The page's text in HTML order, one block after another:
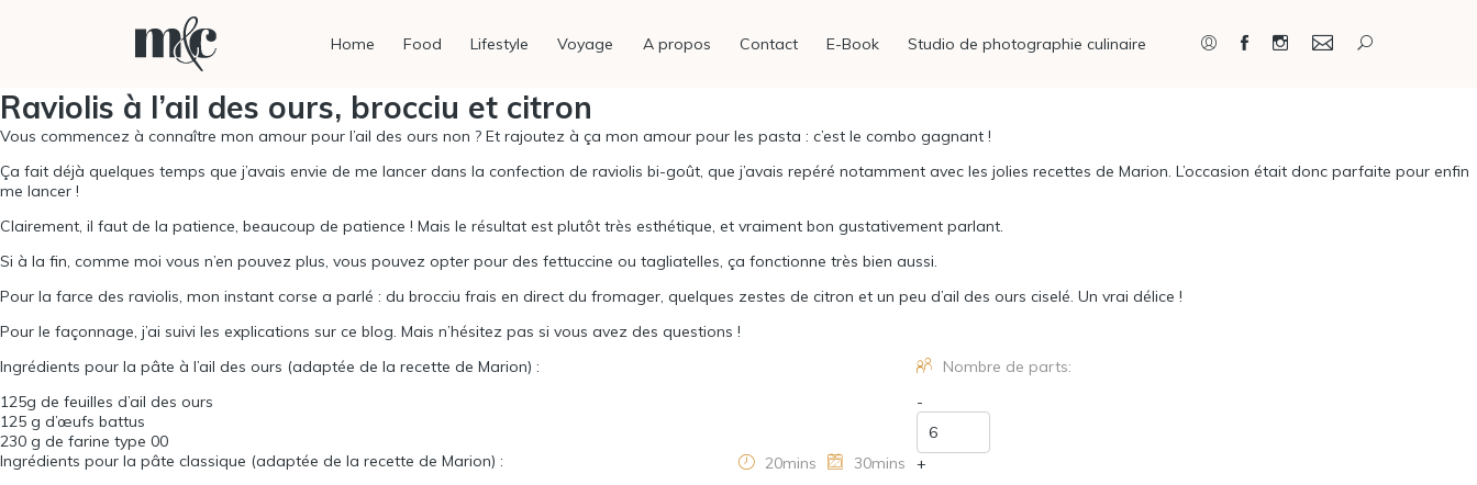
Home Food Lifestyle Voyage A propos Contact E-Book Studio de photographie culinaire
Raviolis à l’ail des ours, brocciu et citron
Vous commencez à connaître mon amour pour l’ail des ours non ? Et rajoutez à ça mon amour pour les pasta : c’est le combo gagnant !
Ça fait déjà quelques temps que j’avais envie de me lancer dans la confection de raviolis bi-goût, que j’avais repéré notamment avec les jolies recettes de Marion. L’occasion était donc parfaite pour enfin
me lancer !
Clairement, il faut de la patience, beaucoup de patience ! Mais le résultat est plutôt très esthétique, et vraiment bon gustativement parlant.
Si à la fin, comme moi vous n’en pouvez plus, vous pouvez opter pour des fettuccine ou tagliatelles, ça fonctionne très bien aussi.
Pour la farce des raviolis, mon instant corse a parlé : du brocciu frais en direct du fromager, quelques zestes de citron et un peu d’ail des ours ciselé. Un vrai délice !
Pour le façonnage, j’ai suivi les explications sur ce blog. Mais n’hésitez pas si vous avez des questions !
Ingrédients pour la pâte à l’ail des ours (adaptée de la recette de Marion) :
125g de feuilles d’ail des ours
125 g d’œufs battus
230 g de farine type 00
Ingrédients pour la pâte classique (adaptée de la recette de Marion) :
20mins 30mins
Nombre de parts:
-
+